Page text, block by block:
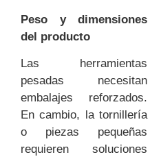
Peso y dimensiones
del producto
Las herramientas
pesadas necesitan
embalajes reforzados.
En cambio, la tornillería
o piezas pequeñas
requieren soluciones